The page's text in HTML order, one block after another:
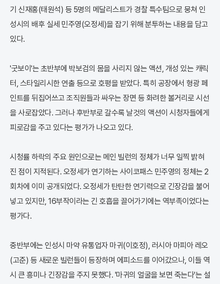
기 신재홍(태원석) 등 5명의 메달리스트가 경찰 특수팀으로 뭉쳐 인
성시의 배후 실세 민주영(오정세)을 잡기 위해 분투하는 내용을 담고
있다.
'굿보이'는 초반부에 박보검의 몸을 사리지 않는 액션, 개성 있는 캐릭
터, 스타일리시한 연출 등으로 호평을 받았다. 특히 공장에서 형광 페
인트를 뒤집어쓰고 조직원들과 싸우는 장면 등 화려한 볼거리로 시선
을 사로잡았다. 그러나 후반부로 갈수록 날것의 액션이 시청자들에게
피로감을 주고 있다는 평가가 나오고 있다.
시청률 하락의 주요 원인으로는 메인 빌런의 정체가 너무 일찍 밝혀
진 점이 지적된다. 오정세가 연기하는 사이코패스 민주영의 정체는 2
회차에 이미 공개되었다. 오정세가 탄탄한 연기력으로 긴장감을 불어
넣고 있지만, 16부작이라는 긴 호흡을 끌어가기에는 역부족이었다는
평가다.
중반부에는 인성시 마약 유통업자 마귀(이호정), 러시아 마피아 레오
(고준) 등 새로운 빌런들이 등장하며 에피소드를 이어갔으나, 이들 역
시 큰 흥미나 긴장감을 주지 못했다. '마귀의 얼굴을 보면 죽는다'는 설